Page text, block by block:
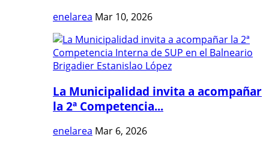
enelarea Mar 10, 2026
La Municipalidad invita a acompañar
la 2ª Competencia...
enelarea Mar 6, 2026